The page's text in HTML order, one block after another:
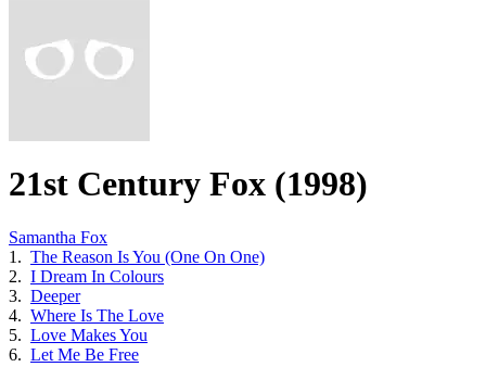
21st Century Fox (1998)
Samantha Fox
1. The Reason Is You (One On One)
2. I Dream In Colours
3. Deeper
4. Where Is The Love
5. Love Makes You
6. Let Me Be Free